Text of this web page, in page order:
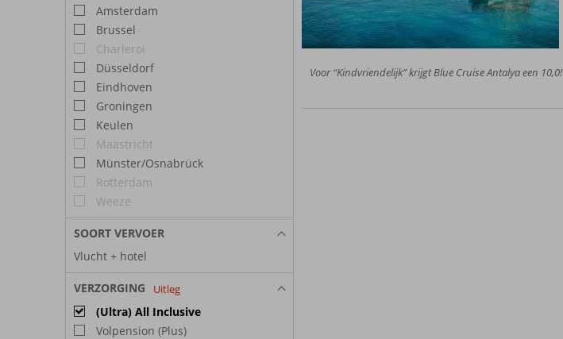
Amsterdam
Brussel
Charleroi
Düsseldorf
Eindhoven
Groningen
Keulen
Maastricht
Münster/Osnabrück
Rotterdam
Weeze
SOORT VERVOER
Vlucht + hotel
VERZORGING Uitleg
(Ultra) All Inclusive
Volpension (Plus)
Voor “Kindvriendelijk” krijgt Blue Cruise Antalya een 10,0!